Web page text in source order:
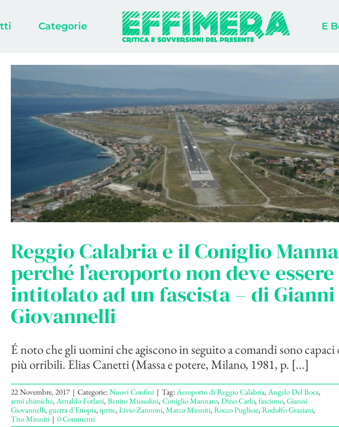
Categorie E
Reggio Calabria e il Coniglio
perché l’aeroporto non deve essere
intitolato ad un fascista – di Gianni
Giovannelli
É noto che gli uomini che agiscono in seguito a comandi sono capaci
più orribili. Elias Canetti (Massa e potere, Milano, 1981, p. [...]
22 Novembre, 2017 | Categorie:Nuovi Confini | Tag:Aeroporto di Reggio Calabria,Angelo Del Boca,
armi chimiche,Arnaldo Forlani,Benito Mussolini,Coniglio Mannaro,Dino Carlo,fascismo,Gianni
Giovannelli,guerra d'Etiopia,iprite,Livio Zannoni,Marco Minniti,Rocco Pugliese,Rodolfo Graziani,
Tito Minniti | 0 Commenti